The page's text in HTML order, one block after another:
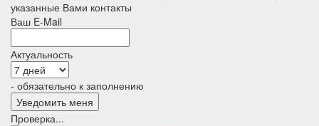
указанные Вами контакты
Ваш E-Mail
Актуальность
- обязательно к заполнению
Проверка...